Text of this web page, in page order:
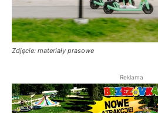
Zdjęcie: materiały prasowe
Reklama